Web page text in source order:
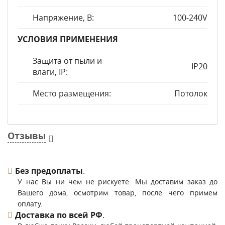
Напряжение, В:
100-240V
УСЛОВИЯ ПРИМЕНЕНИЯ
Защита от пыли и
влаги, IP:
IP20
Место размещения: Потолок
Отзывы
Без предоплаты.
У нас Вы ни чем не рискуете. Мы доставим заказ до
Вашего дома, осмотрим товар, после чего примем
оплату.
Доставка по всей РФ.